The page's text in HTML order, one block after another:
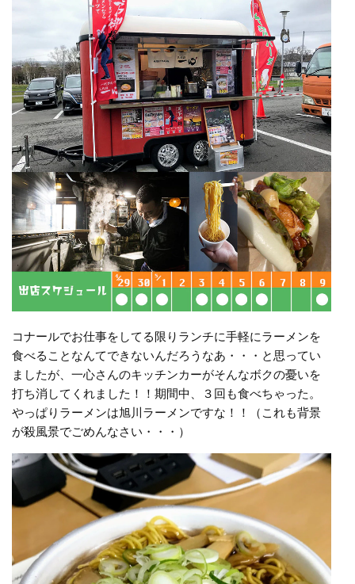
コナールでお仕事をしてる限りランチに手軽にラーメンを
食べることなんてできないんだろうなあ・・・と思ってい
ましたが、一心さんのキッチンカーがそんなボクの憂いを
打ち消してくれました！！期間中、３回も食べちゃった。
やっぱりラーメンは旭川ラーメンですな！！（これも背景
が殺風景でごめんなさい・・・）